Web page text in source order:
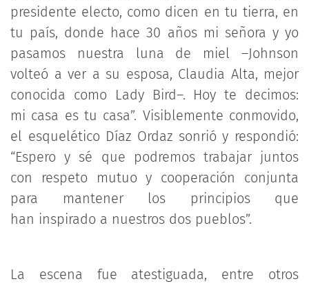
presidente electo, como dicen en tu tierra, en
tu país, donde hace 30 años mi señora y yo
pasamos nuestra luna de miel –Johnson
volteó a ver a su esposa, Claudia Alta, mejor
conocida como Lady Bird–. Hoy te decimos:
mi casa es tu casa”. Visiblemente conmovido,
el esquelético Díaz Ordaz sonrió y respondió:
“Espero y sé que podremos trabajar juntos
con respeto mutuo y cooperación conjunta
para mantener los principios que
han inspirado a nuestros dos pueblos”.
La escena fue atestiguada, entre otros